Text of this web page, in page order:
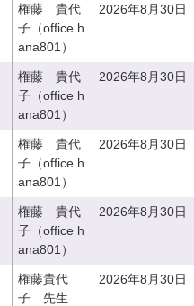
権藤 貴代
子（office h
ana801）
2026年8月30日
権藤 貴代
子（office h
ana801）
2026年8月30日
権藤 貴代
子（office h
ana801）
2026年8月30日
権藤 貴代
子（office h
ana801）
2026年8月30日
権藤貴代
子 先生
2026年8月30日